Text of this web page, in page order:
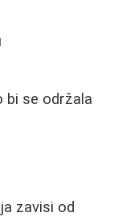
bi se održala
zavisi od